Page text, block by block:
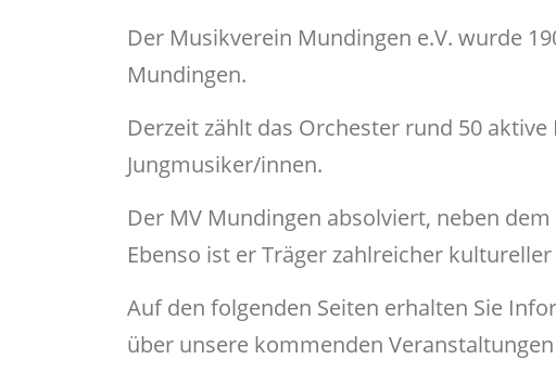
Der Musikverein Mundingen e.V. wurde
Mundingen.
Derzeit zählt das Orchester rund 50
Jungmusiker/innen.
Der MV Mundingen absolviert, neben
Ebenso ist er Träger zahlreicher
Auf den folgenden Seiten erhalten Sie
über unsere kommenden